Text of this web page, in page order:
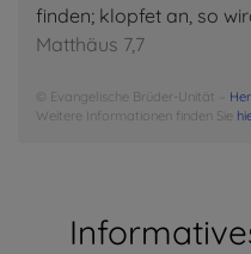
finden; klopfet an, so
Matthäus 7,7
© Evangelische Brüder-Unität –
Weitere Informationen finden Sie